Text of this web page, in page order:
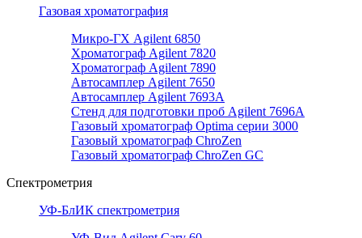
Газовая хроматография
Микро-ГХ Agilent 6850
Хроматограф Agilent 7820
Хроматограф Agilent 7890
Автосамплер Agilent 7650
Автосамплер Agilent 7693A
Стенд для подготовки проб Agilent 7696А
Газовый хроматограф Optima серии 3000
Газовый хроматограф ChroZen
Газовый хроматограф ChroZen GC
Спектрометрия
УФ-БлИК спектрометрия